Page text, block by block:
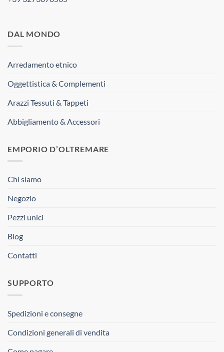
DAL MONDO
Arredamento etnico
Oggettistica & Complementi
Arazzi Tessuti & Tappeti
Abbigliamento & Accessori
EMPORIO D’OLTREMARE
Chi siamo
Negozio
Pezzi unici
Blog
Contatti
SUPPORTO
Spedizioni e consegne
Condizioni generali di vendita